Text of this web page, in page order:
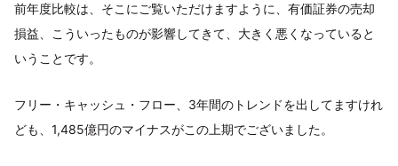
前年度比較は、そこにご覧いただけますように、有価証券の売却
損益、こういったものが影響してきて、大きく悪くなっていると
いうことです。
フリー・キャッシュ・フロー、3年間のトレンドを出してますけれ
ども、1,485億円のマイナスがこの上期でございました。